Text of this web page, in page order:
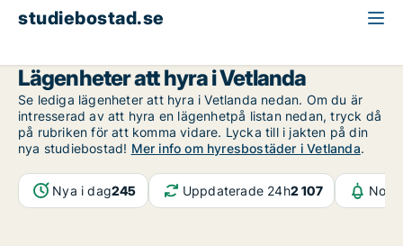
studiebostad.se
Lägenheter att hyra i Vetlanda
Se lediga lägenheter att hyra i Vetlanda nedan. Om du är
intresserad av att hyra en lägenhetpå listan nedan, tryck då
på rubriken för att komma vidare. Lycka till i jakten på din
nya studiebostad! Mer info om hyresbostäder i Vetlanda.
Nya i dag245 Uppdaterade 24h2 107